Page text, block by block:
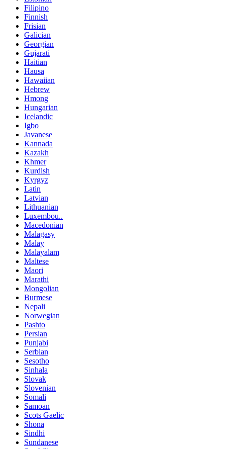
Filipino
Finnish
Frisian
Galician
Georgian
Gujarati
Haitian
Hausa
Hawaiian
Hebrew
Hmong
Hungarian
Icelandic
Igbo
Javanese
Kannada
Kazakh
Khmer
Kurdish
Kyrgyz
Latin
Latvian
Lithuanian
Luxembou..
Macedonian
Malagasy
Malay
Malayalam
Maltese
Maori
Marathi
Mongolian
Burmese
Nepali
Norwegian
Pashto
Persian
Punjabi
Serbian
Sesotho
Sinhala
Slovak
Slovenian
Somali
Samoan
Scots Gaelic
Shona
Sindhi
Sundanese